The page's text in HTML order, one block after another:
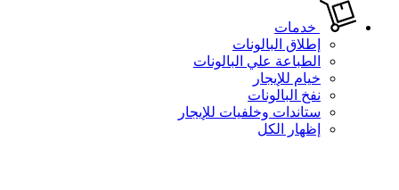
خدمات
إطلاق البالونات
الطباعة علي البالونات
خيام للإيجار
نفخ البالونات
ستاندات وخلفيات للإيجار
إظهار الكل